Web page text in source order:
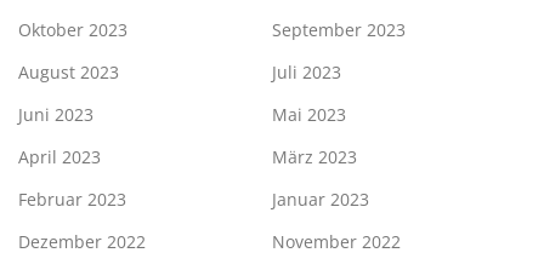
Oktober 2023
September 2023
August 2023
Juli 2023
Juni 2023
Mai 2023
April 2023
März 2023
Februar 2023
Januar 2023
Dezember 2022
November 2022